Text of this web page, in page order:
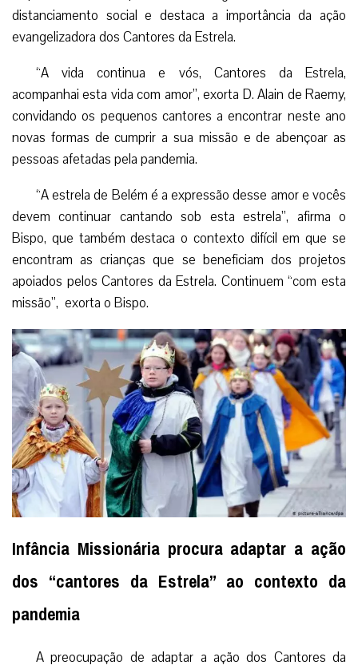
distanciamento social e destaca a importância da ação
evangelizadora dos Cantores da Estrela.
“A vida continua e vós, Cantores da Estrela,
acompanhai esta vida com amor”, exorta D. Alain de Raemy,
convidando os pequenos cantores a encontrar neste ano
novas formas de cumprir a sua missão e de abençoar as
pessoas afetadas pela pandemia.
“A estrela de Belém é a expressão desse amor e vocês
devem continuar cantando sob esta estrela”, afirma o
Bispo, que também destaca o contexto difícil em que se
encontram as crianças que se beneficiam dos projetos
apoiados pelos Cantores da Estrela. Continuem “com esta
missão”, exorta o Bispo.
Infância Missionária procura adaptar a ação
dos “cantores da Estrela” ao contexto da
pandemia
A preocupação de adaptar a ação dos Cantores da